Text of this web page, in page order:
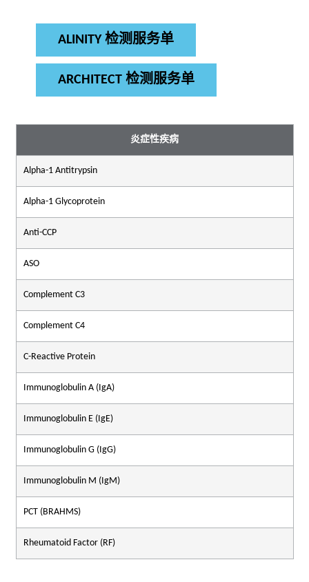
ALINITY 检测服务单
ARCHITECT 检测服务单
炎症性疾病
Alpha-1 Antitrypsin
Alpha-1 Glycoprotein
Anti-CCP
ASO
Complement C3
Complement C4
C-Reactive Protein
Immunoglobulin A (IgA)
Immunoglobulin E (IgE)
Immunoglobulin G (IgG)
Immunoglobulin M (IgM)
PCT (BRAHMS)
Rheumatoid Factor (RF)